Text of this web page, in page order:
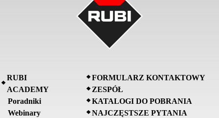
RUBI
ACADEMY
Poradniki
Webinary
FORMULARZ KONTAKTOWY
ZESPÓŁ
KATALOGI DO POBRANIA
NAJCZĘSTSZE PYTANIA